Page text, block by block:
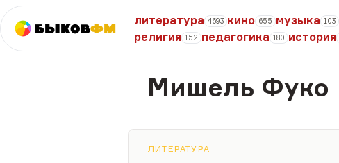
БыковФМ
литература 4693 кино 655 музыка 103
религия 152 педагогика 180 история
Мишель Фуко
ЛИТЕРАТУРА